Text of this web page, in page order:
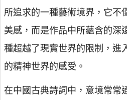
所追求的一種藝術境界，它不
美感，而是作品中所蘊含的深
種超越了現實世界的限制，進
的精神世界的感受。
在中國古典詩詞中，意境常常